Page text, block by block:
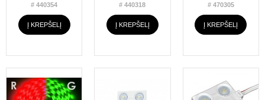
# 440354
Į KREPŠELĮ
# 440318
Į KREPŠELĮ
# 470305
Į KREPŠELĮ